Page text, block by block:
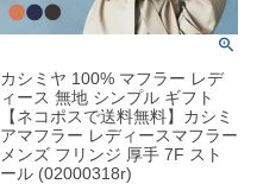
カシミヤ 100% マフラー レデ
ィース 無地 シンプル ギフト
【ネコポスで送料無料】カシミ
アマフラー レディースマフラー
メンズ フリンジ 厚手 7F スト
ール (02000318r)